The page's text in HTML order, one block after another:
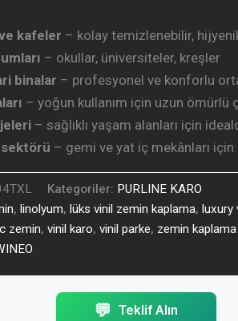
kafeler – kolay temizlenebilir,
– okullar, üniversiteler, kreşler
binalar – profesyonel ve konforlu
– yoğun kullanım için uzun ömürlü
– sağlıklı yaşam alanları için
– gemi ve yat iç mekânları
Kategoriler: PURLINE KARO
,linolyum,lüks vinil zemin kaplama,luxury
zemin,vinil karo,vinil parke, zemin kaplama
💬 Teklif Alın